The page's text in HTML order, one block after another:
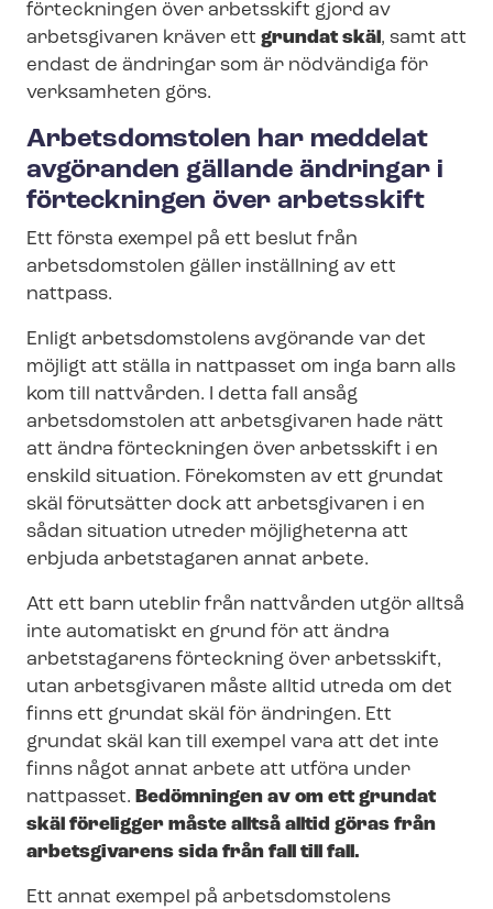
förteckningen över arbetsskift gjord av
arbetsgivaren kräver ett grundat skäl , samt att
endast de ändringar som är nödvändiga för
verksamheten görs.
Arbetsdomstolen har meddelat
avgöranden gällande ändringar i
förteckningen över arbetsskift
Ett första exempel på ett beslut från
arbetsdomstolen gäller inställning av ett
nattpass.
Enligt arbetsdomstolens avgörande var det
möjligt att ställa in nattpasset om inga barn alls
kom till nattvården. I detta fall ansåg
arbetsdomstolen att arbetsgivaren hade rätt
att ändra förteckningen över arbetsskift i en
enskild situation. Förekomsten av ett grundat
skäl förutsätter dock att arbetsgivaren i en
sådan situation utreder möjligheterna att
erbjuda arbetstagaren annat arbete.
Att ett barn uteblir från nattvården utgör alltså
inte automatiskt en grund för att ändra
arbetstagarens förteckning över arbetsskift,
utan arbetsgivaren måste alltid utreda om det
finns ett grundat skäl för ändringen. Ett
grundat skäl kan till exempel vara att det inte
finns något annat arbete att utföra under
nattpasset. Bedömningen av om ett grundat
skäl föreligger måste alltså alltid göras från
arbetsgivarens sida från fall till fall.
Ett annat exempel på arbetsdomstolens